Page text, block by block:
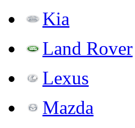
Kia
Land Rover
Lexus
Mazda